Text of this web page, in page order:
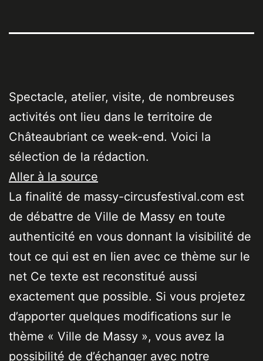
Spectacle, atelier, visite, de nombreuses
activités ont lieu dans le territoire de
Châteaubriant ce week-end. Voici la
sélection de la rédaction.
Aller à la source
La finalité de massy-circusfestival.com est
de débattre de Ville de Massy en toute
authenticité en vous donnant la visibilité de
tout ce qui est en lien avec ce thème sur le
net Ce texte est reconstitué aussi
exactement que possible. Si vous projetez
d’apporter quelques modifications sur le
thème « Ville de Massy », vous avez la
possibilité de d’échanger avec notre